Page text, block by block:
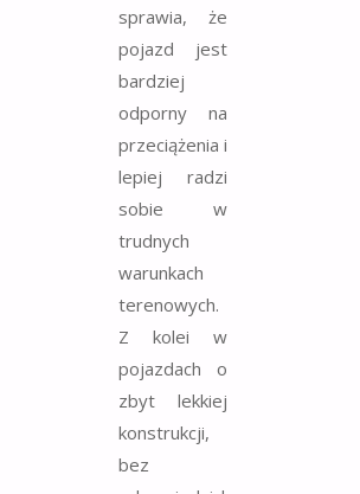
sprawia, że
pojazd jest
bardziej
odporny na
przeciążenia i
lepiej radzi
sobie w
trudnych
warunkach
terenowych.
Z kolei w
pojazdach o
zbyt lekkiej
konstrukcji,
bez